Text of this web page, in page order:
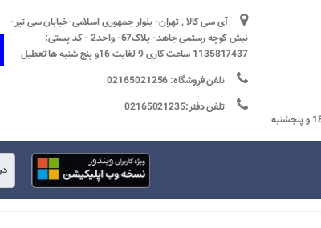
ساعات کاری: روز های‌شنبه تا چهار شنبه 9 تا 18 و پنجشنبه
آی سی کالا , تهران- بلوار جمهوری اسلامی-خیابان سی تیر-
نبش کوچه رستمی جاهد- پلاک67- واحد2 - کد پستی:
1135817437 ساعت کاری 9 لغایت 16و پنج شنبه ها تعطیل
تلفن فروشگاه: 02165021256
تلفن دفتر:02165021235